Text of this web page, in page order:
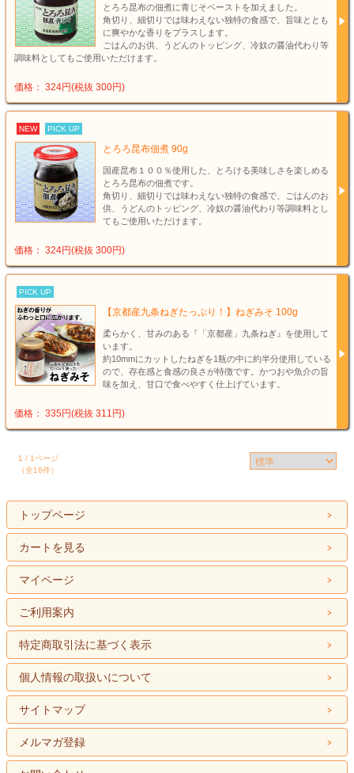
とろろ昆布の佃煮に青じそペーストを加えました。
角切り、細切りでは味わえない独特の食感で、旨味ととも
に爽やかな香りをプラスします。
ごはんのお供、うどんのトッピング、冷奴の醤油代わり等
調味料としてもご使用いただけます。
価格： 324円(税抜 300円)
NEW PICK UP
とろろ昆布佃煮 90g
国産昆布１００％使用した、とろける美味しさを楽しめる
とろろ昆布の佃煮です。
角切り、細切りでは味わえない独特の食感で、ごはんのお
供、うどんのトッピング、冷奴の醤油代わり等調味料とし
てもご使用いただけます。
価格： 324円(税抜 300円)
PICK UP
【京都産九条ねぎたっぷり！】ねぎみそ 100g
柔らかく、甘みのある『「京都産」九条ねぎ』を使用して
います。
約10mmにカットしたねぎを1瓶の中に約半分使用している
ので、存在感と食感の良さが特徴です。かつおや魚介の旨
味を加え、甘口で食べやすく仕上げています。
価格： 335円(税抜 311円)
1 / 1ページ
（全16件）
トップページ
カートを見る
マイページ
ご利用案内
特定商取引法に基づく表示
個人情報の取扱いについて
サイトマップ
メルマガ登録